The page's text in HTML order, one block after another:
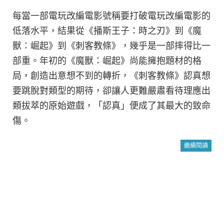
每當一部電玩改編電影號稱要打破電玩改編電影的
低落水平，結果從《播斯王子：時之刃》到《魔
獸：崛起》到《刺客教條》，幾乎是一部摔得比一
部重。年初的《魔獸：崛起》尚能擁抱題材的格
局，創造出意想不到的轉折，《刺客教條》認真想
要跳脫對類型的期待，卻讓人更難嚴肅看待理應出
類拔萃的原始遊戲，「認真」便成了其最大的致命
傷。
繼續閱讀